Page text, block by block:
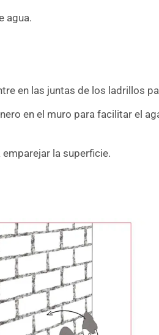
agua.
en las juntas de los ladrillos
en el muro para facilitar el
la superficie.